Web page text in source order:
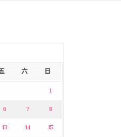
六 日
1
6 7 8
13 14 15